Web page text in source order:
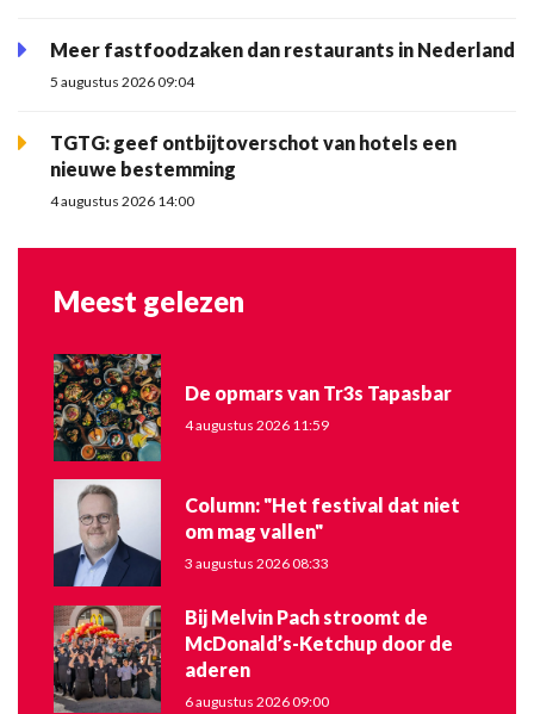
Meer fastfoodzaken dan restaurants in Nederland
5 augustus 2026 09:04
TGTG: geef ontbijtoverschot van hotels een
nieuwe bestemming
4 augustus 2026 14:00
Meest gelezen
De opmars van Tr3s Tapasbar
4 augustus 2026 11:59
Column: "Het festival dat niet
om mag vallen"
3 augustus 2026 08:33
Bij Melvin Pach stroomt de
McDonald’s-Ketchup door de
aderen
6 augustus 2026 09:00